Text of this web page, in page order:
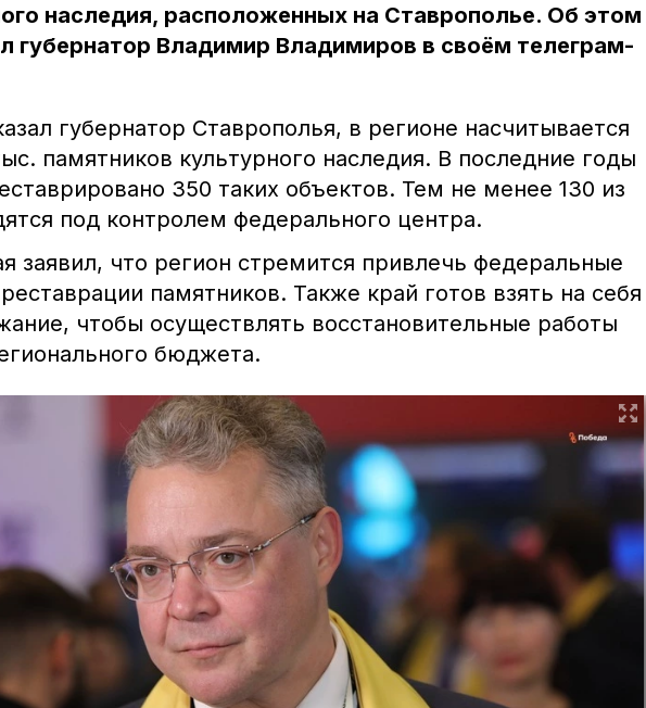
наследия, расположенных на Ставрополье. Об этом
губернатор Владимир Владимиров в своём телеграм-
губернатор Ставрополья, в регионе насчитывается
памятников культурного наследия. В последние годы
350 таких объектов. Тем не менее 130 из
под контролем федерального центра.
заявил, что регион стремится привлечь федеральные
памятников. Также край готов взять на себя
чтобы осуществлять восстановительные работы
бюджета.